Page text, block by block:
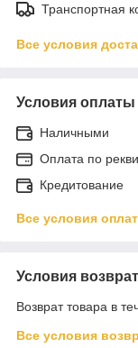
Транспортная
Все условия
Условия оплаты
Наличными
Оплата по
Кредитование
Все условия
Условия
Возврат товара в
Все условия